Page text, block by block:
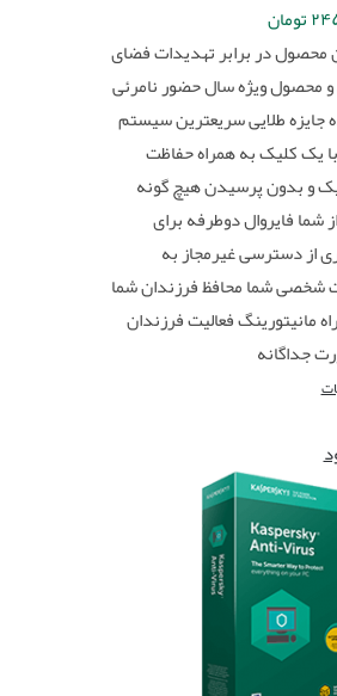
تومان
محصول در برابر تهدیدات فضای
محصول ویژه سال حضور نامرئی
جایزه طلایی سریعترین سیستم
یک کلیک به همراه حفاظت
و بدون پرسیدن هیچ گونه
شما فایروال دوطرفه برای
از دسترسی غیرمجاز به
شخصی شما محافظ فرزندان شما
مانیتورینگ فعالیت فرزندان
جداگانه